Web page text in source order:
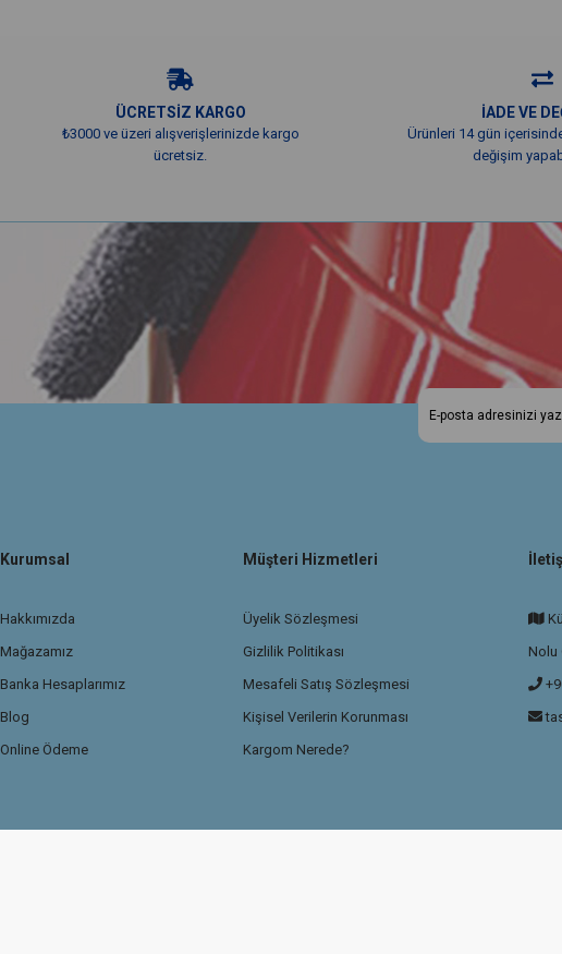
ÜCRETSİZ KARGO
₺3000 ve üzeri alışverişlerinizde kargo
ücretsiz.
İADE VE
Ürünleri 14 gün
değişim
Kurumsal
Hakkımızda
Mağazamız
Banka Hesaplarımız
Blog
Online Ödeme
Müşteri Hizmetleri
Üyelik Sözleşmesi
Gizlilik Politikası
Mesafeli Satış Sözleşmesi
Kişisel Verilerin Korunması
Kargom Nerede?
Nolu